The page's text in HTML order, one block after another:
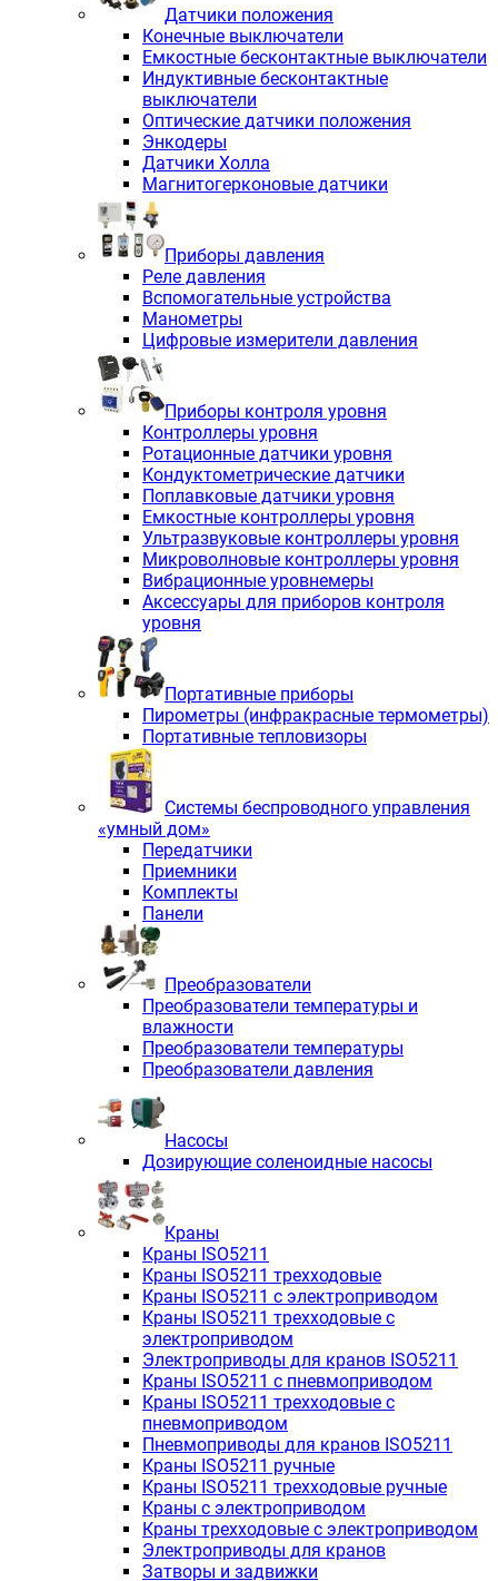
Датчики положения
Конечные выключатели
Емкостные бесконтактные выключатели
Индуктивные бесконтактные
выключатели
Оптические датчики положения
Энкодеры
Датчики Холла
Магнитогерконовые датчики
Приборы давления
Реле давления
Вспомогательные устройства
Манометры
Цифровые измерители давления
Приборы контроля уровня
Контроллеры уровня
Ротационные датчики уровня
Кондуктометрические датчики
Поплавковые датчики уровня
Емкостные контроллеры уровня
Ультразвуковые контроллеры уровня
Микроволновые контроллеры уровня
Вибрационные уровнемеры
Аксессуары для приборов контроля
уровня
Портативные приборы
Пирометры (инфракрасные термометры)
Портативные тепловизоры
Системы беспроводного управления
«умный дом»
Передатчики
Приемники
Комплекты
Панели
Преобразователи
Преобразователи температуры и
влажности
Преобразователи температуры
Преобразователи давления
Насосы
Дозирующие соленоидные насосы
Краны
Краны ISO5211
Краны ISO5211 трехходовые
Краны ISO5211 с электроприводом
Краны ISO5211 трехходовые с
электроприводом
Электроприводы для кранов ISO5211
Краны ISO5211 с пневмоприводом
Краны ISO5211 трехходовые с
пневмоприводом
Пневмоприводы для кранов ISO5211
Краны ISO5211 ручные
Краны ISO5211 трехходовые ручные
Краны с электроприводом
Краны трехходовые с электроприводом
Электроприводы для кранов
Затворы и задвижки